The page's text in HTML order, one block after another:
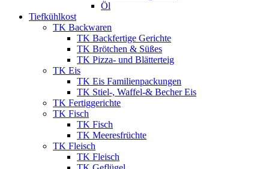
Öl
Tiefkühlkost
TK Backwaren
TK Backfertige Gerichte
TK Brötchen & Süßes
TK Pizza- und Blätterteig
TK Eis
TK Eis Familienpackungen
TK Stiel-, Waffel-& Becher Eis
TK Fertiggerichte
TK Fisch
TK Fisch
TK Meeresfrüchte
TK Fleisch
TK Fleisch